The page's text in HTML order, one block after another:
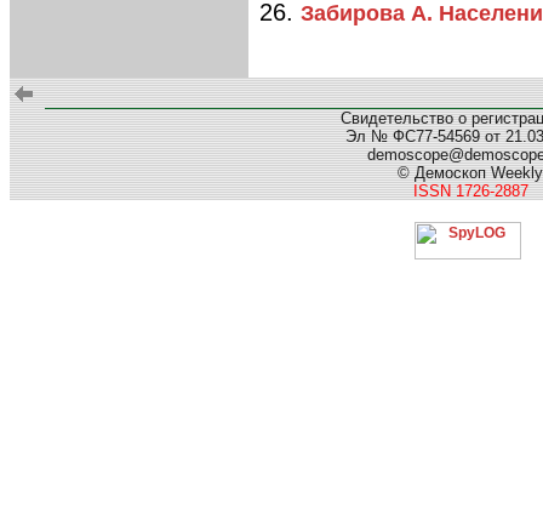
Забирова А.
Свидетельство о
Эл № ФС77-54569 от
© Демоскоп Weekly
ISSN 1726-2887